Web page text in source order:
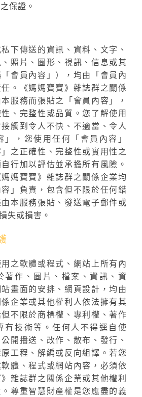
保證。
下傳送的資訊、資料、文字、
照片、圖形、視訊、信息或其
會員內容」），均由「會員內
。《媽媽寶寶》雜誌群之關係
服務而張貼之「會員內容」，
、完整性或品質。您了解使用
觸到令人不快、不適當、令人
」，您使用任何「會員內容」
之正確性、完整性或實用性之
行加以評估並承擔所有風險。
媽寶寶》雜誌群之關係企業均
」負責，包含但不限於任何錯
本服務張貼、發送電子郵件或
失或損害。
用之軟體或程式、網站上所有內
著作、圖片、檔案、資訊、資
畫面的安排、網頁設計，均由
係企業或其他權利人依法擁有其
不限於商標權、專利權、著作
有技術等。任何人不得逕自使
開播送、改作、散布、發行、
工程、解編或反向組譯。若您
體、程式或網站內容，必須依
雜誌群之關係企業或其他權利
尊重智慧財產權是您應盡的義